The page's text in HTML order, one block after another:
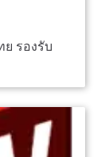
ย รองรับ